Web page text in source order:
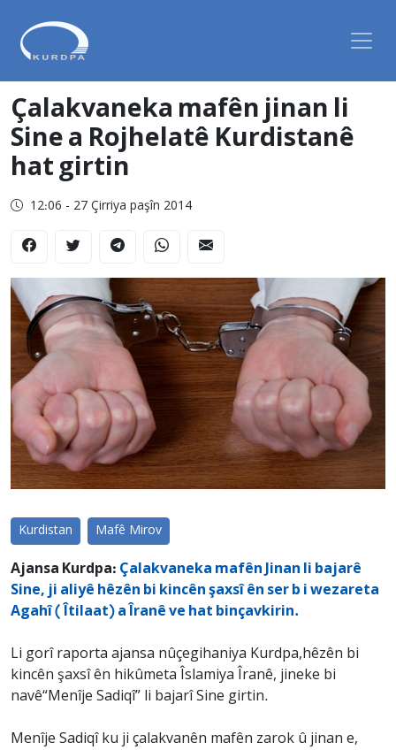
Çalakvaneka mafên jinan li
Sine a Rojhelatê Kurdistanê
hat girtin
12:06 - 27 Çirriya paşîn 2014
Kurdistan Mafê Mirov
Ajansa Kurdpa: Çalakvaneka mafên Jinan li bajarê
Sine, ji aliyê hêzên bi kincên şaxsî ên ser b i wezareta
Agahî ( Îtilaat) a Îranê ve hat binçavkirin.
Li gorî raporta ajansa nûçegihaniya Kurdpa,hêzên bi
kincên şaxsî ên hikûmeta Îslamiya Îranê, jineke bi
navê“Menîje Sadiqî” li bajarî Sine girtin.
Menîje Sadiqî ku ji çalakvanên mafên zarok û jinan e,